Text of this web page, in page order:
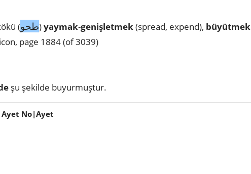
(طحو)yaymak-genişletmek(spread, expend), büyütmek
page 1884 (of 3039)
şu şekilde buyurmuştur.
No|Ayet